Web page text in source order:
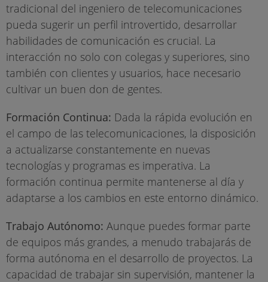
tradicional del ingeniero de telecomunicaciones
pueda sugerir un perfil introvertido, desarrollar
habilidades de comunicación es crucial. La
interacción no solo con colegas y superiores, sino
también con clientes y usuarios, hace necesario
cultivar un buen don de gentes.
Formación Continua: Dada la rápida evolución en
el campo de las telecomunicaciones, la disposición
a actualizarse constantemente en nuevas
tecnologías y programas es imperativa. La
formación continua permite mantenerse al día y
adaptarse a los cambios en este entorno dinámico.
Trabajo Autónomo: Aunque puedes formar parte
de equipos más grandes, a menudo trabajarás de
forma autónoma en el desarrollo de proyectos. La
capacidad de trabajar sin supervisión, mantener la